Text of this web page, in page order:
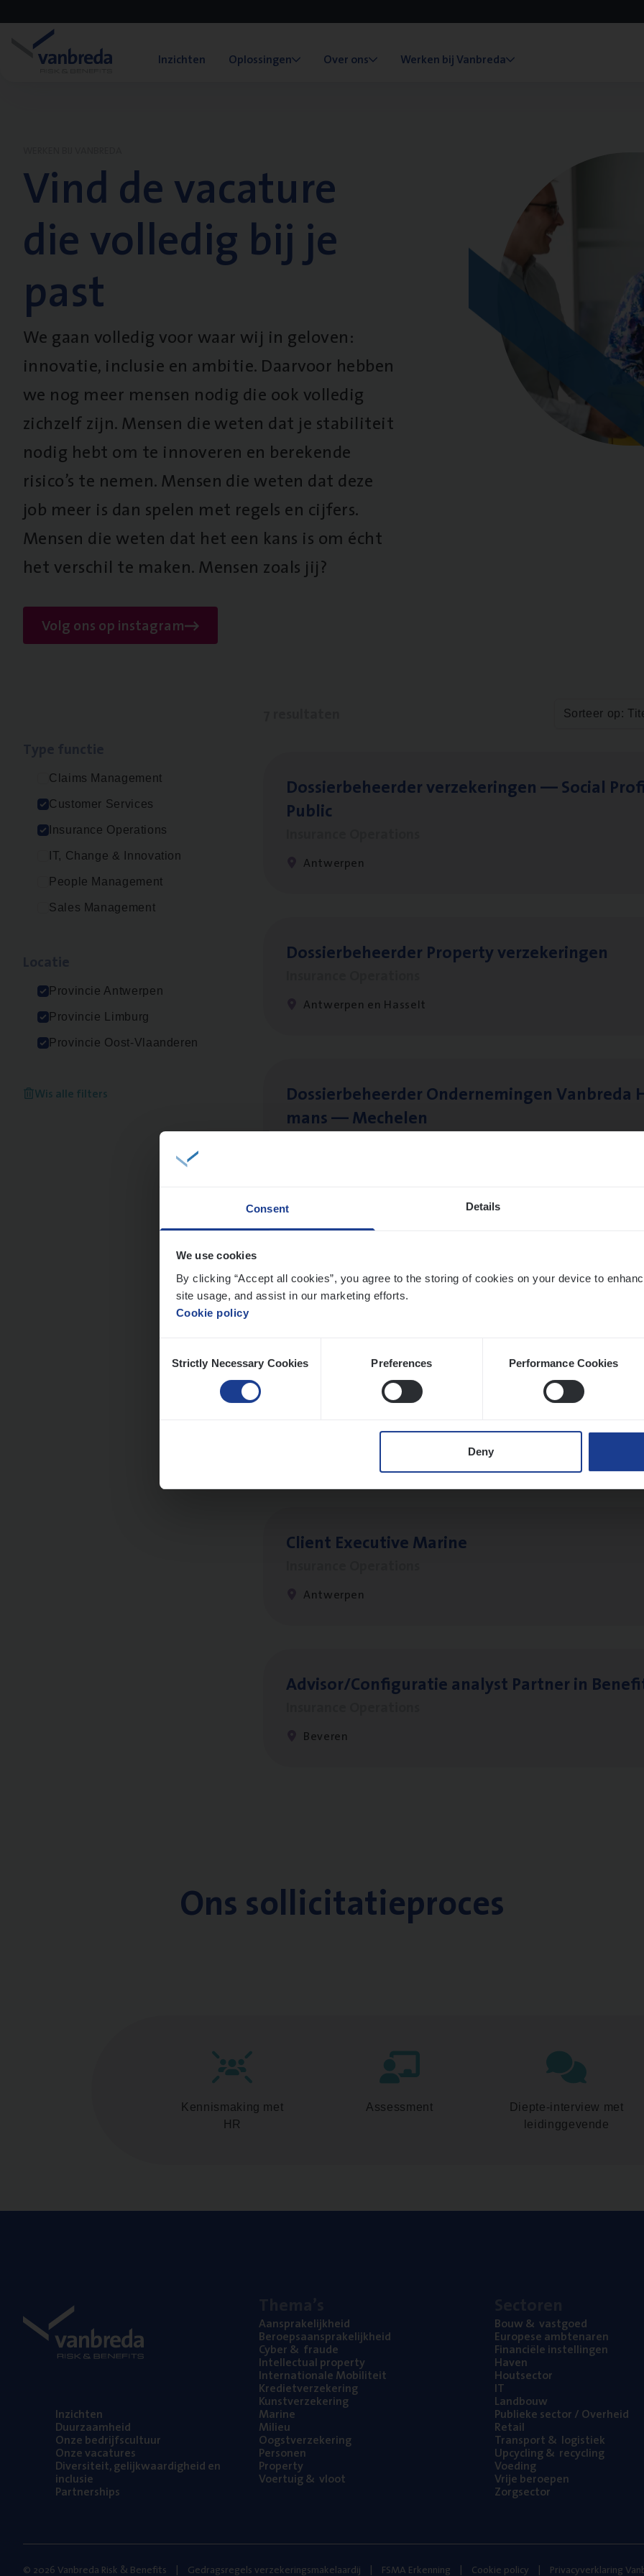
Consent Details
We use cookies
By clicking “Accept all cookies”, you agree to the storing of cookies on your device to
site usage, and assist in our marketing efforts.
Cookie policy
Selection
Strictly Necessary Cookies Preferences Performance Cookies
Deny
Inzichten Oplossingen Over ons Werken bij Vanbreda
Vind de vacature
die volledig bij je
past
We gaan volledig voor waar wij in geloven:
innovatie, inclusie en ambitie. Daarvoor hebben
we nog meer mensen nodig die ook volledig
zichzelf zijn. Mensen die weten dat je stabiliteit
nodig hebt om te innoveren en berekende
risico’s te nemen. Mensen die weten dat deze
job meer is dan spelen met regels en cijfers.
Mensen die weten dat het een kans is om écht
het verschil te maken. Mensen zoals jij?
Volg ons op instagram
Claims Management
Customer Services
Insurance Operations
IT, Change & Innovation
People Management
Sales Management
Provincie Antwerpen
Provincie Limburg
Provincie Oost-Vlaanderen
Wis alle filters
Sorteer op:
Dos­sier­be­heer­der ver­ze­ke­rin­gen — Soci­al
Public
Antwerpen
Dos­sier­be­heer­der Pro­per­ty verzekeringen
Antwerpen en Hasselt
Dos­sier­be­heer­der Onder­ne­min­gen Van­b­re­da
mans — Mechelen
Insurance Operations
Cus­to­mer Care Expert
Client Exe­cu­ti­ve Marine
Antwerpen
Advisor/​Configuratie ana­lyst Part­ner in
Beveren
Ons sollicitatieproces
Kennismaking met
HR
Assessment
Diepte-interview met
leidinggevende
Inzich­ten
Duur­zaam­heid
Onze bedrijfs­cul­tuur
Onze vaca­tu­res
Diver­si­teit, gelijk­waar­dig­heid en
inclusie
Part­ner­ships
Aan­spra­ke­lijk­heid
Beroeps­aan­spra­ke­lijk­heid
Cyber& fraude
Intel­lec­tu­al property
Inter­na­ti­o­na­le Mobiliteit
Kre­diet­ver­ze­ke­ring
Kunst­ver­ze­ke­ring
Mari­ne
Mili­eu
Oogst­ver­ze­ke­ring
Per­so­nen
Pro­per­ty
Voer­tuig& vloot
Bouw& vastgoed
Euro­pe­se ambtenaren
Finan­ci­ë­le instellingen
Haven
Hout­sec­tor
IT
Land­bouw
Publie­ke sec­tor / Overheid
Retail
Trans­port& logistiek
Upcy­cling& recycling
Voe­ding
Vrije beroe­pen
Zorg­sec­tor
© 2026 Vanbreda Risk & Benefits Gedragsregels verzekeringsmakelaardij FSMA Erkenning Cookie policy Privacyverklaring